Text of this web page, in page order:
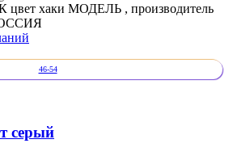
цвет хаки МОДЕЛЬ , производитель
46-54
серый